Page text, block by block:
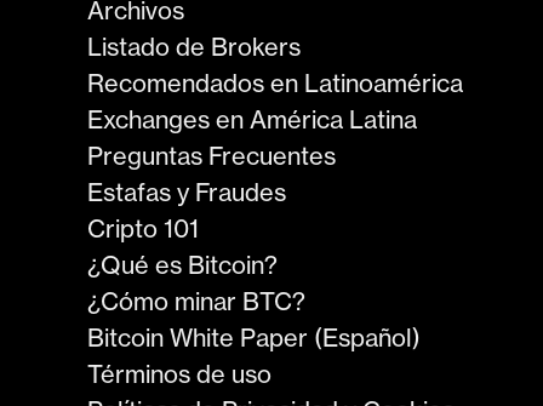
Archivos
Listado de Brokers
Recomendados en Latinoamérica
Exchanges en América Latina
Preguntas Frecuentes
Estafas y Fraudes
Cripto 101
¿Qué es Bitcoin?
¿Cómo minar BTC?
Bitcoin White Paper (Español)
Términos de uso